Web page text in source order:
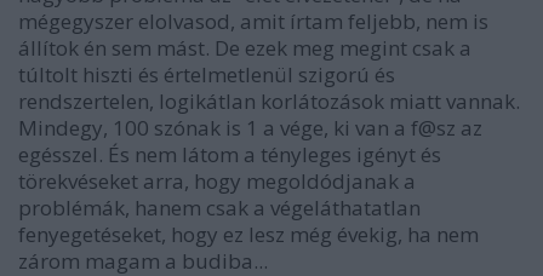
mégegyszer elolvasod, amit írtam feljebb, nem is
állítok én sem mást. De ezek meg megint csak a
túltolt hiszti és értelmetlenül szigorú és
rendszertelen, logikátlan korlátozások miatt vannak.
Mindegy, 100 szónak is 1 a vége, ki van a f@sz az
egésszel. És nem látom a tényleges igényt és
törekvéseket arra, hogy megoldódjanak a
problémák, hanem csak a végeláthatatlan
fenyegetéseket, hogy ez lesz még évekig, ha nem
zárom magam a budiba...